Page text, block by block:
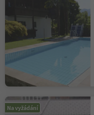
Na vyžádání